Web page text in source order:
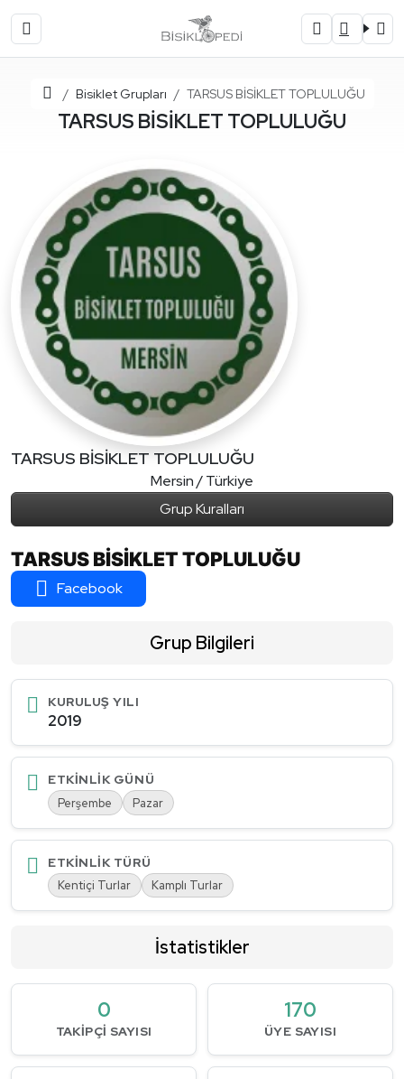
Ana SayfaBisiklet Grupları TARSUS BİSİKLET TOPLULUĞU
TARSUS BİSİKLET TOPLULUĞU
TARSUS BİSİKLET TOPLULUĞU
Mersin / Türkiye
Grup Kuralları
TARSUS BİSİKLET TOPLULUĞU
Facebook
Grup Bilgileri
KURULUŞ YILI
2019
ETKINLIK GÜNÜ
Perşembe Pazar
ETKINLIK TÜRÜ
Kentiçi Turlar Kamplı Turlar
İstatistikler
0
TAKIPÇI SAYISI
170
ÜYE SAYISI